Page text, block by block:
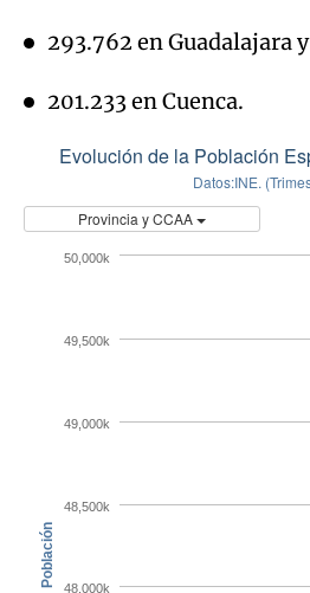
293.762 en Guadalajara y
201.233 en Cuenca.